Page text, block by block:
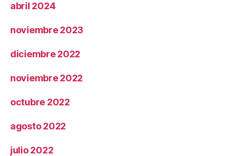
abril 2024
noviembre 2023
diciembre 2022
noviembre 2022
octubre 2022
agosto 2022
julio 2022